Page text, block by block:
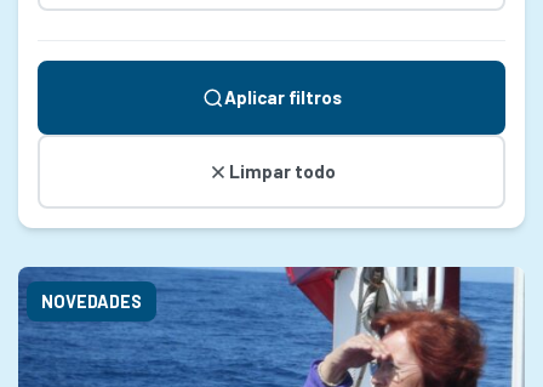
Aplicar filtros
Limpar todo
NOVEDADES